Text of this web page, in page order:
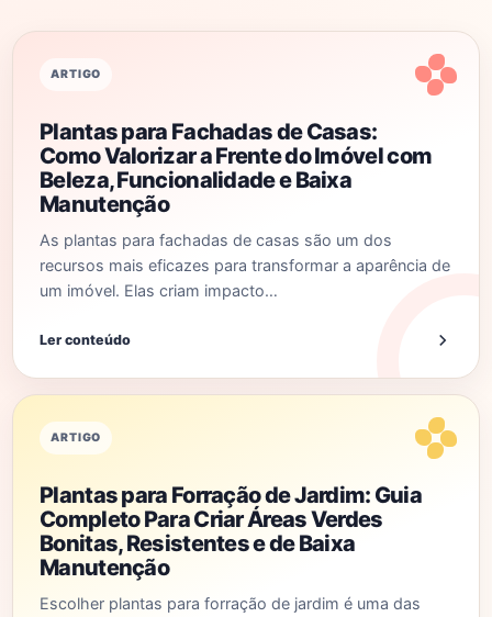
ARTIGO
Plantas para Fachadas de Casas:
Como Valorizar a Frente do Imóvel com
Beleza, Funcionalidade e Baixa
Manutenção
As plantas para fachadas de casas são um dos
recursos mais eficazes para transformar a aparência de
um imóvel. Elas criam impacto…
Ler conteúdo
ARTIGO
Plantas para Forração de Jardim: Guia
Completo Para Criar Áreas Verdes
Bonitas, Resistentes e de Baixa
Manutenção
Escolher plantas para forração de jardim é uma das